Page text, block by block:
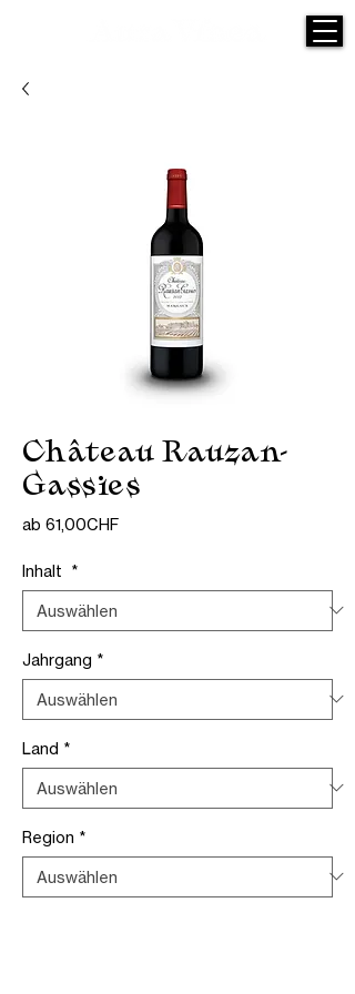
Château Rauzan-
Gassies
ab 61,00CHFSale-
Inhalt *
Jahrgang *
Land *
Region *